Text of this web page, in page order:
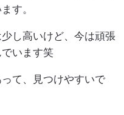
す。
し高いけど、今は頑張
います笑
て、見つけやすいで